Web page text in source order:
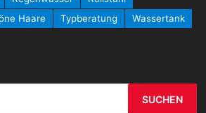
Haare Typberatung
Wassertank